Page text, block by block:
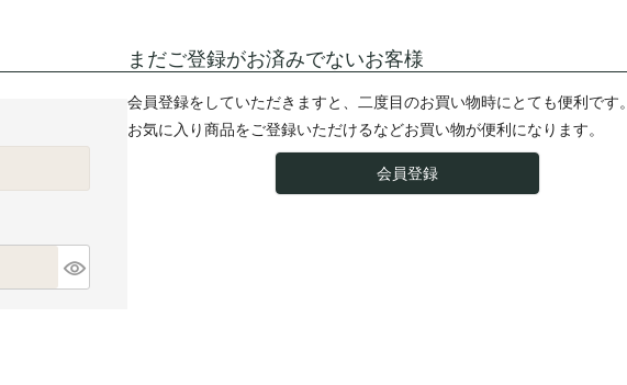
まだご登録がお済みでないお客様
会員登録をしていただきますと、二度目のお買い物時にとても便利です。
お気に入り商品をご登録いただけるなどお買い物が便利になります。
会員登録